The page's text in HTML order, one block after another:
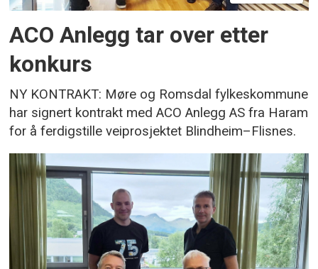
ACO Anlegg tar over etter
konkurs
NY KONTRAKT: Møre og Romsdal fylkeskommune
har signert kontrakt med ACO Anlegg AS fra Haram
for å ferdigstille veiprosjektet Blindheim–Flisnes.